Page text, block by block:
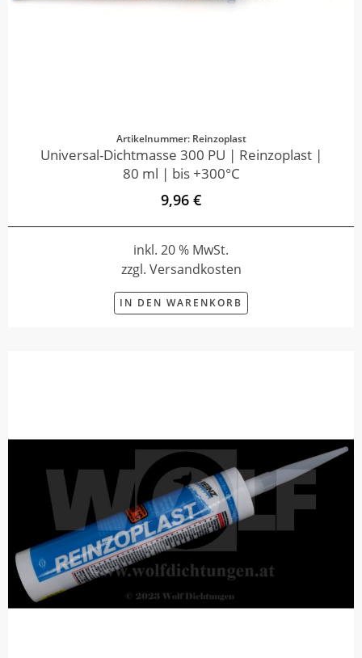
Artikelnummer: Reinzoplast
Universal-Dichtmasse 300 PU | Reinzoplast |
80 ml | bis +300°C
9,96 €
inkl. 20 % MwSt.
zzgl. Versandkosten
IN DEN WARENKORB